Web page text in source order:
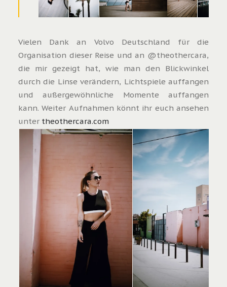
Vielen Dank an Volvo Deutschland für die
Organisation dieser Reise und an @theothercara,
die mir gezeigt hat, wie man den Blickwinkel
durch die Linse verändern, Lichtspiele auffangen
und außergewöhnliche Momente auffangen
kann. Weiter Aufnahmen könnt ihr euch ansehen
unter theothercara.com